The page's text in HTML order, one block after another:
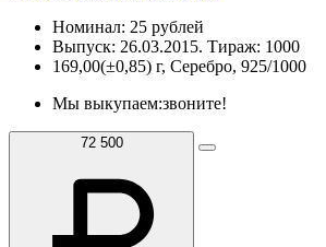
Номинал: 25 рублей
Выпуск: 26.03.2015. Тираж: 1000
169,00(±0,85) г, Серебро, 925/1000
Мы выкупаем:звоните!
72 500